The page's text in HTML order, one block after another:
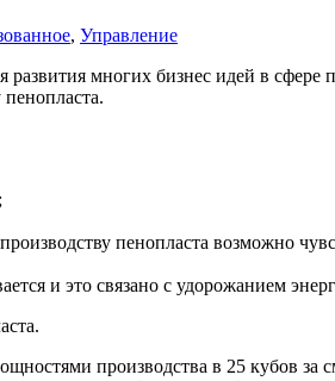
, Управление
многих бизнес идей в сфере
пенопласта возможно
и это связано с удорожанием
производства в 25 кубов за